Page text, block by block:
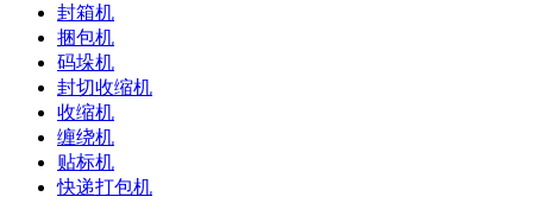
封箱机
捆包机
码垛机
封切收缩机
收缩机
缠绕机
贴标机
快递打包机